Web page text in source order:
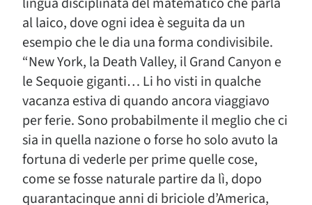
al laico, dove ogni idea è seguita da un
esempio che le dia una forma condivisibile.
“New York, la Death Valley, il Grand Canyon e
le Sequoie giganti… Li ho visti in qualche
vacanza estiva di quando ancora viaggiavo
per ferie. Sono probabilmente il meglio che ci
sia in quella nazione o forse ho solo avuto la
fortuna di vederle per prime quelle cose,
come se fosse naturale partire da lì, dopo
quarantacinque anni di briciole d’America,